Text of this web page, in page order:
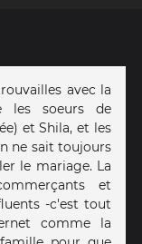
avec la
les soeurs de
et Shila, et les
ne sait toujours
le mariage. La
et
-c'est tout
comme la